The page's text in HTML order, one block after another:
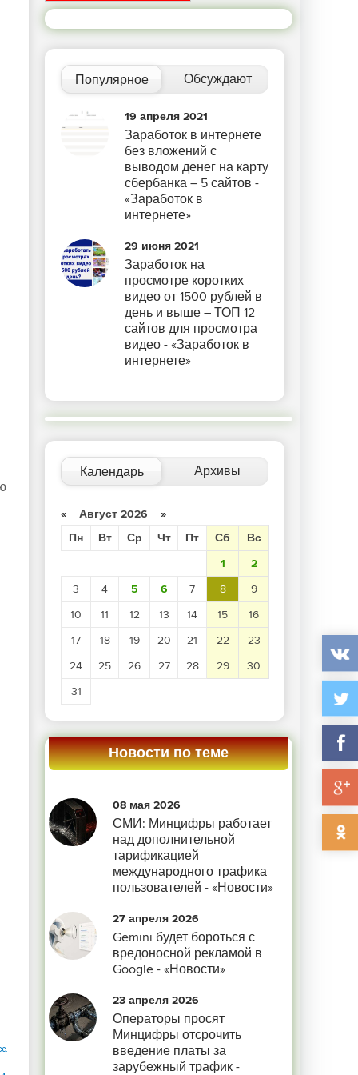
Популярное Обсуждают
19 апреля 2021
Заработок в интернете
без вложений с
выводом денег на карту
сбербанка – 5 сайтов -
«Заработок в
интернете»
29 июня 2021
Заработок на
просмотре коротких
видео от 1500 рублей в
день и выше – ТОП 12
сайтов для просмотра
видео - «Заработок в
интернете»
Календарь Архивы
« Август 2026 »
Пн
Вт Ср Чт Пт Сб
Вс
1
2
3
4 5 6 7 8
9
10
11 12 13 14 15
16
17
18 19 20 21 22
23
24
25 26 27 28 29
30
31
Новости по теме
08 мая 2026
СМИ: Минцифры работает
над дополнительной
тарификацией
международного трафика
пользователей - «Новости»
27 апреля 2026
Gemini будет бороться с
вредоносной рекламой в
Google - «Новости»
23 апреля 2026
Операторы просят
Минцифры отсрочить
введение платы за
зарубежный трафик -